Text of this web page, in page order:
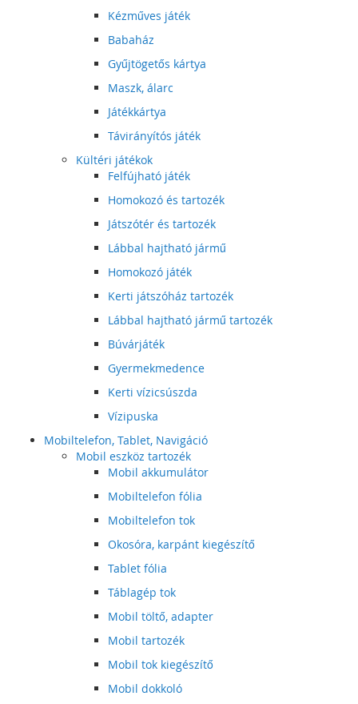
Kézműves játék
Babaház
Gyűjtögetős kártya
Maszk, álarc
Játékkártya
Távirányítós játék
Kültéri játékok
Felfújható játék
Homokozó és tartozék
Játszótér és tartozék
Lábbal hajtható jármű
Homokozó játék
Kerti játszóház tartozék
Lábbal hajtható jármű tartozék
Búvárjáték
Gyermekmedence
Kerti vízicsúszda
Vízipuska
Mobiltelefon, Tablet, Navigáció
Mobil eszköz tartozék
Mobil akkumulátor
Mobiltelefon fólia
Mobiltelefon tok
Okosóra, karpánt kiegészítő
Tablet fólia
Táblagép tok
Mobil töltő, adapter
Mobil tartozék
Mobil tok kiegészítő
Mobil dokkoló